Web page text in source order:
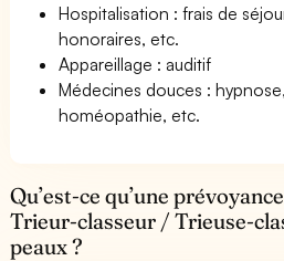
Hospitalisation : frais de
honoraires, etc.
Appareillage : auditif
Médecines douces :
homéopathie, etc.
Qu’est-ce qu’une
Trieur-classeur / Trieuse-
peaux ?